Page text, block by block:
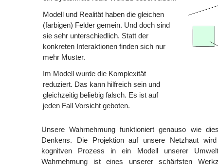
Modell und Realität haben die gleichen
(farbigen) Felder gemein. Und doch sind
sie sehr unterschiedlich. Statt der
konkreten Interaktionen finden sich nur
mehr Muster.
Im Modell wurde die Komplexität
reduziert. Das kann hilfreich sein und
gleichzeitig beliebig falsch. Es ist auf
jeden Fall Vorsicht geboten.
Unsere Wahrnehmung funktioniert genauso wie
Denkens. Die Projektion auf unsere Netzhaut
kognitven Prozess in ein Modell unserer
Wahrnehmung ist eines unserer schärfsten